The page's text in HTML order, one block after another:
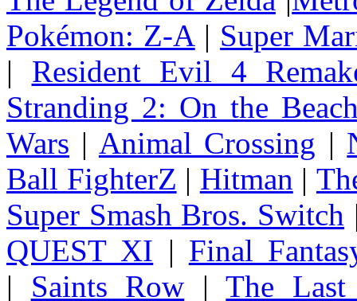
Pokémon: Z-A | Super
| Resident Evil 4
Stranding 2: On the
Wars | Animal Crossing |
Ball FighterZ | Hitman |
Super Smash Bros. Switch
QUEST XI | Final
| Saints Row |The